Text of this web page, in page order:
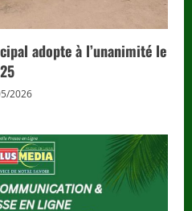
adopte à l’unanimité le
2026